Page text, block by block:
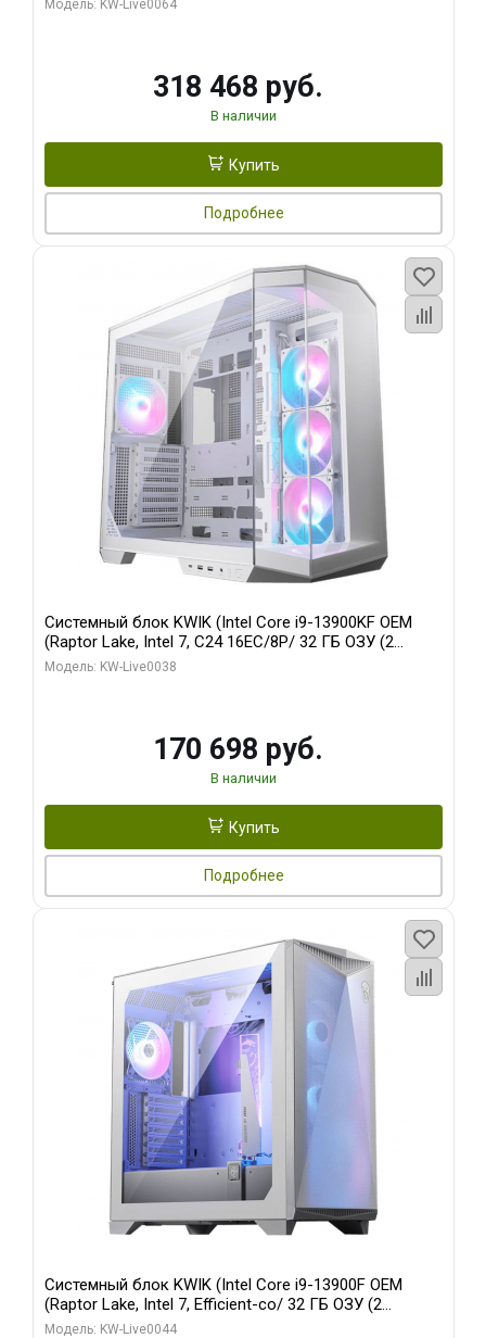
Модель: KW-Live0064
318 468 руб.
В наличии
Купить
Подробнее
Системный блок KWIK (Intel Core i9-13900KF OEM
(Raptor Lake, Intel 7, C24 16EC/8P/ 32 ГБ ОЗУ (2
модуля)/ Gigabyte RX9070XT GAMING OC 16GB GDDR6
Модель: KW-Live0038
170 698 руб.
В наличии
Купить
Подробнее
Системный блок KWIK (Intel Core i9-13900F OEM
(Raptor Lake, Intel 7, Efficient-co/ 32 ГБ ОЗУ (2
модуля)/ Gigabyte RTX5070Ti AERO OC 16GB GDDR7
Модель: KW-Live0044